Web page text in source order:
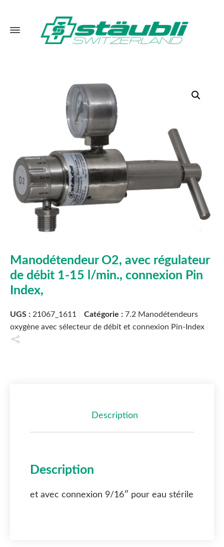
Manodétendeur O2, avec régulateur
de débit 1-15 l/min., connexion Pin
Index,
UGS : 21067_1611 Catégorie : 7.2 Manodétendeurs
oxygène avec sélecteur de débit et connexion Pin-Index
Description
Description
et avec connexion 9/16″ pour eau stérile